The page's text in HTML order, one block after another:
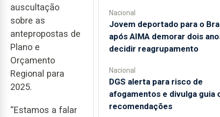
auscultação
sobre as
antepropostas de
Plano e
Orçamento
Regional para
2025.
“Estamos a falar
Nacional
Jovem deportado para o
após AIMA demorar dois
decidir reagrupamento
Nacional
DGS alerta para risco de
afogamentos e divulga guia
recomendações